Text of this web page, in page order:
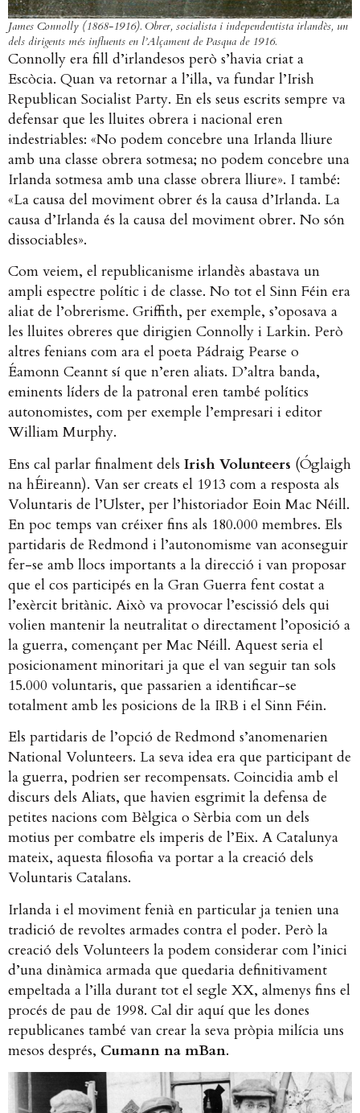
James Connolly (1868-1916). Obrer, socialista i independentista irlandès, un
dels dirigents més influents en l’Alçament de Pasqua de 1916.
Connolly era fill d’irlandesos però s’havia criat a
Escòcia. Quan va retornar a l’illa, va fundar l’Irish
Republican Socialist Party. En els seus escrits sempre va
defensar que les lluites obrera i nacional eren
indestriables: «No podem concebre una Irlanda lliure
amb una classe obrera sotmesa; no podem concebre una
Irlanda sotmesa amb una classe obrera lliure». I també:
«La causa del moviment obrer és la causa d’Irlanda. La
causa d’Irlanda és la causa del moviment obrer. No són
dissociables».
Com veiem, el republicanisme irlandès abastava un
ampli espectre polític i de classe. No tot el Sinn Féin era
aliat de l’obrerisme. Griffith, per exemple, s’oposava a
les lluites obreres que dirigien Connolly i Larkin. Però
altres fenians com ara el poeta Pádraig Pearse o
Éamonn Ceannt sí que n’eren aliats. D’altra banda,
eminents líders de la patronal eren també polítics
autonomistes, com per exemple l’empresari i editor
William Murphy.
Ens cal parlar finalment dels Irish Volunteers (Óglaigh
na hÉireann). Van ser creats el 1913 com a resposta als
Voluntaris de l’Ulster, per l’historiador Eoin Mac Néill.
En poc temps van créixer fins als 180.000 membres. Els
partidaris de Redmond i l’autonomisme van aconseguir
fer-se amb llocs importants a la direcció i van proposar
que el cos participés en la Gran Guerra fent costat a
l’exèrcit britànic. Això va provocar l’escissió dels qui
volien mantenir la neutralitat o directament l’oposició a
la guerra, començant per Mac Néill. Aquest seria el
posicionament minoritari ja que el van seguir tan sols
15.000 voluntaris, que passarien a identificar-se
totalment amb les posicions de la IRB i el Sinn Féin.
Els partidaris de l’opció de Redmond s’anomenarien
National Volunteers. La seva idea era que participant de
la guerra, podrien ser recompensats. Coincidia amb el
discurs dels Aliats, que havien esgrimit la defensa de
petites nacions com Bèlgica o Sèrbia com un dels
motius per combatre els imperis de l’Eix. A Catalunya
mateix, aquesta filosofia va portar a la creació dels
Voluntaris Catalans.
Irlanda i el moviment fenià en particular ja tenien una
tradició de revoltes armades contra el poder. Però la
creació dels Volunteers la podem considerar com l’inici
d’una dinàmica armada que quedaria definitivament
empeltada a l’illa durant tot el segle XX, almenys fins el
procés de pau de 1998. Cal dir aquí que les dones
republicanes també van crear la seva pròpia milícia uns
mesos després, Cumann na mBan.